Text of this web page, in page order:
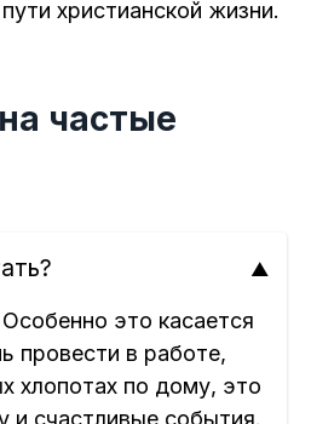
христианской жизни.
частые
это касается
провести в работе,
хлопотах по дому, это